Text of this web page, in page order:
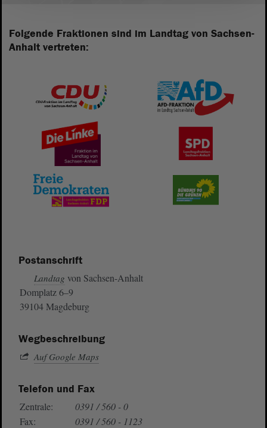
Folgende Fraktionen sind im Landtag von Sachsen-
Anhalt vertreten:
Postanschrift
Landtag von Sachsen-Anhalt
Domplatz 6–9
39104 Magdeburg
Wegbeschreibung
Auf Google Maps
Telefon und Fax
Zentrale:
0391 / 560 - 0
Fax:
0391 / 560 - 1123